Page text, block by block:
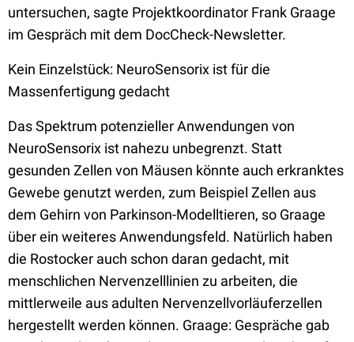
untersuchen, sagte Projektkoordinator Frank Graage
im Gespräch mit dem DocCheck-Newsletter.
Kein Einzelstück: NeuroSensorix ist für die
Massenfertigung gedacht
Das Spektrum potenzieller Anwendungen von
NeuroSensorix ist nahezu unbegrenzt. Statt
gesunden Zellen von Mäusen könnte auch erkranktes
Gewebe genutzt werden, zum Beispiel Zellen aus
dem Gehirn von Parkinson-Modelltieren, so Graage
über ein weiteres Anwendungsfeld. Natürlich haben
die Rostocker auch schon daran gedacht, mit
menschlichen Nervenzelllinien zu arbeiten, die
mittlerweile aus adulten Nervenzellvorläuferzellen
hergestellt werden können. Graage: Gespräche gab